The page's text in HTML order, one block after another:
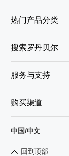
热门产品分类
搜索罗丹贝尔
服务与支持
购买渠道
中国/中文
回到顶部